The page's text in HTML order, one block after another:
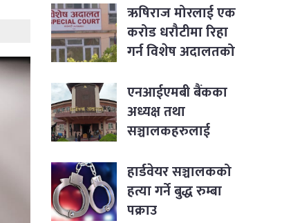
ऋषिराज मोरलाई एक
करोड धरौटीमा रिहा
गर्न विशेष अदालतको
एनआईएमबी बैंकका
अध्यक्ष तथा
सञ्चालकहरुलाई
आदेश
हार्डवेयर सञ्चालकको
हत्या गर्ने बुद्ध रुम्बा
पक्राउ